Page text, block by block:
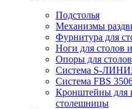
Подстолья
Механизмы
Фурнитура для
Ноги для столов
Опоры для
Система S-
Система FBS
Кронштейны для
столешницы